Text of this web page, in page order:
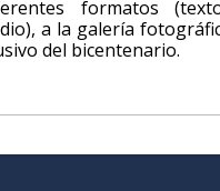
formatos
a la galería
del bicentenario.